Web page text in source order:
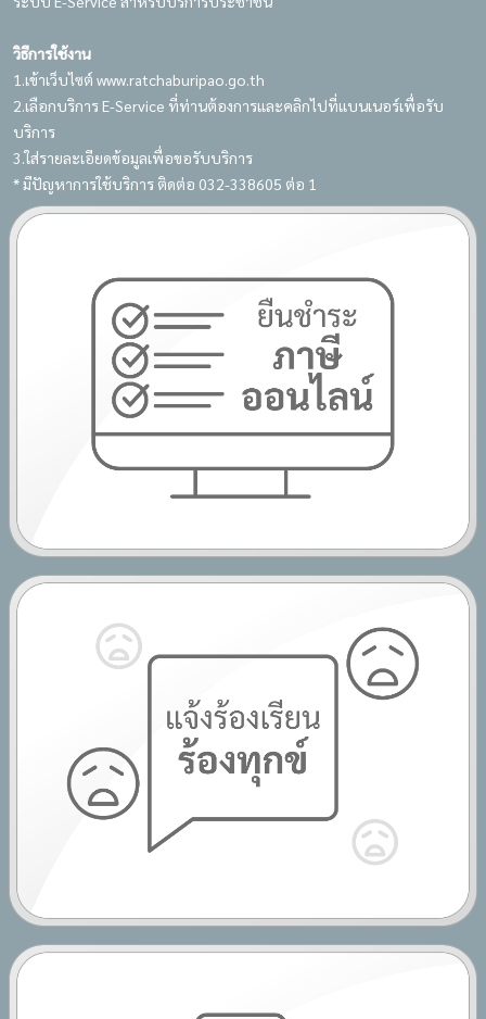
วิธีการใช้งาน
1.เข้าเว็บไซต์ www.ratchaburipao.go.th
2.เลือกบริการ E-Service ที่ท่านต้องการและคลิกไปที่แบนเนอร์เพื่อรับ
บริการ
3.ใส่รายละเอียดข้อมูลเพื่อขอรับบริการ
* มีปัญหาการใช้บริการ ติดต่อ 032-338605 ต่อ 1